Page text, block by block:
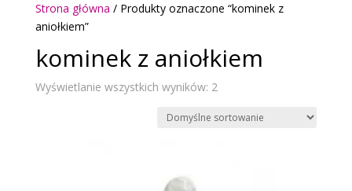
Strona główna / Produkty oznaczone “kominek z
aniołkiem”
kominek z aniołkiem
Wyświetlanie wszystkich wyników: 2